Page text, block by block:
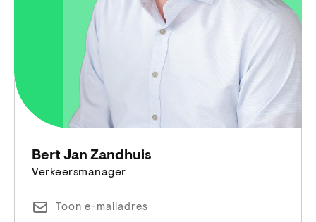
Bert Jan Zandhuis
Verkeersmanager
Toon e-mailadres